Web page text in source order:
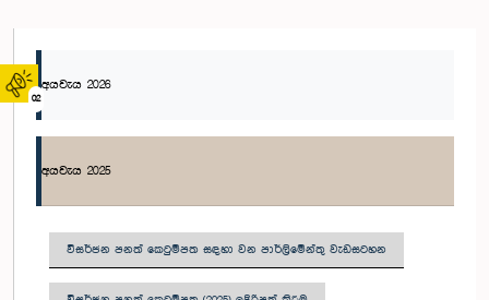
02
අයවැය 2026
අයවැය 2025
විසර්ජන පනත් කෙටුම්පත සඳහා වන පාර්ලිමේන්තු වැඩසටහන